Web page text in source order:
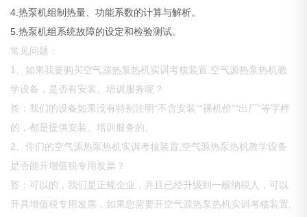
4.热泵机组制热量、功能系数的计算与解析。
5.热泵机组系统故障的设定和检验测试。
常见问题：
1、如果我要购买空气源热泵热机实训考核装置,空气源热泵热机教
学设备，是否有安装、培训服务呢？
答：我们的设备如果没有特别注明“不含安装”“裸机价”“出厂”等字样
的，都是提供安装、培训服务的。
2、你们的空气源热泵热机实训考核装置,空气源热泵热机教学设备
是否能开增值税专用发票？
答：可以的，我们是正规企业，并且已经升级到一般纳税人，可以
开具增值税专用发票，如果您需要开空气源热泵热机实训考核装置,